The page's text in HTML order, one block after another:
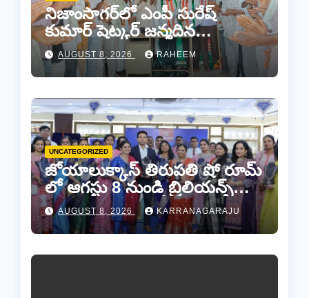
నిజాంసాగర్‌లో ఎంపీ సురేష్
కుమార్ షెట్కర్ జన్మదిన
వేడుకలు..
AUGUST 8, 2026 RAHEEM
UNCATEGORIZED
జోయాలుక్కాస్ తిరుపతి షో రూమ్
లో ఆగస్టు 8 నుండి బ్రిలియన్స్
డైమండ్ జ్యాయలరీ షో..
AUGUST 8, 2026 KARRANAGARAJU